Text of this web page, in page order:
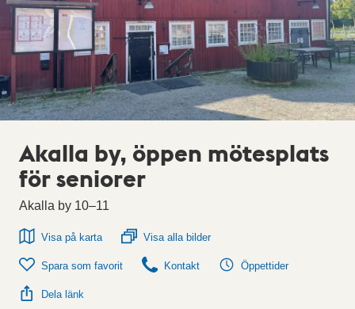
Akalla by, öppen mötesplats
för seniorer
Akalla by 10–11
Visa på karta Visa alla bilder
Spara som favorit Kontakt Öppettider
Dela länk